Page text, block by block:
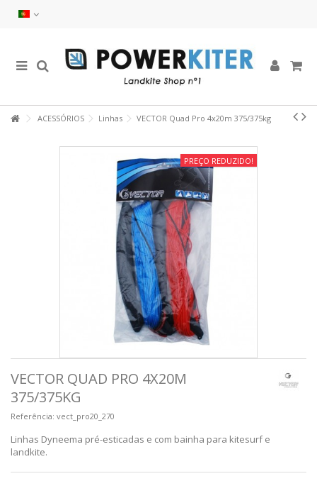
ACESSÓRIOS Linhas VECTOR Quad Pro 4x20m 375/375kg
PREÇO REDUZIDO!
VECTOR QUAD PRO 4X20M
375/375KG
Referência: vect_pro20_270
Linhas Dyneema pré-esticadas e com bainha para kitesurf e
landkite.